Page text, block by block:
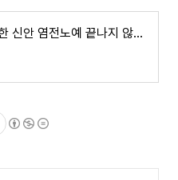
관광지로 위장한 신안 염전노예 끝나지 않는 충격